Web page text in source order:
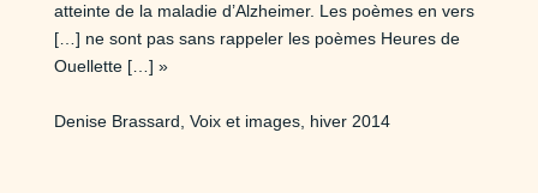
atteinte de la maladie d’Alzheimer. Les poèmes en vers
[…] ne sont pas sans rappeler les poèmes Heures de
Ouellette […] »
Denise Brassard, Voix et images, hiver 2014